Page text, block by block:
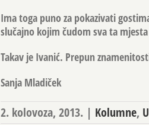
Ima toga puno za pokazivati
slučajno kojim čudom sva ta
Takav je Ivanić. Prepun
Sanja Mladiček
2. kolovoza, 2013. | Kolumne,